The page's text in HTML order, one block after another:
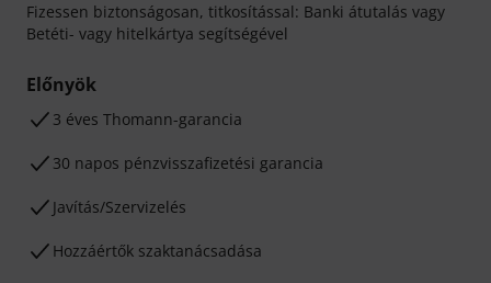
Fizessen biztonságosan, titkosítással: Banki átutalás vagy
Betéti- vagy hitelkártya segítségével
Előnyök
3 éves Thomann-garancia
30 napos pénzvisszafizetési garancia
Javítás/Szervizelés
Hozzáértők szaktanácsadása